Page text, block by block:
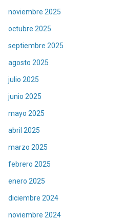
noviembre 2025
octubre 2025
septiembre 2025
agosto 2025
julio 2025
junio 2025
mayo 2025
abril 2025
marzo 2025
febrero 2025
enero 2025
diciembre 2024
noviembre 2024